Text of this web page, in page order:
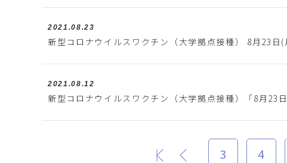
2021.08.23
新型コロナウイルスワクチン（大学拠点接種） 8月23日(
2021.08.12
新型コロナウイルスワクチン（大学拠点接種）「8月23
最初 3 4